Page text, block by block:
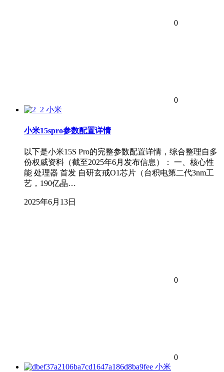
0
0
小米
小米15spro参数配置详情
以下是小米15S Pro的完整参数配置详情，综合整理自多
份权威资料（截至2025年6月发布信息）： 一、核心性
能 处理器 首发 自研玄戒O1芯片（台积电第二代3nm工
艺，190亿晶…
2025年6月13日
0
0
小米